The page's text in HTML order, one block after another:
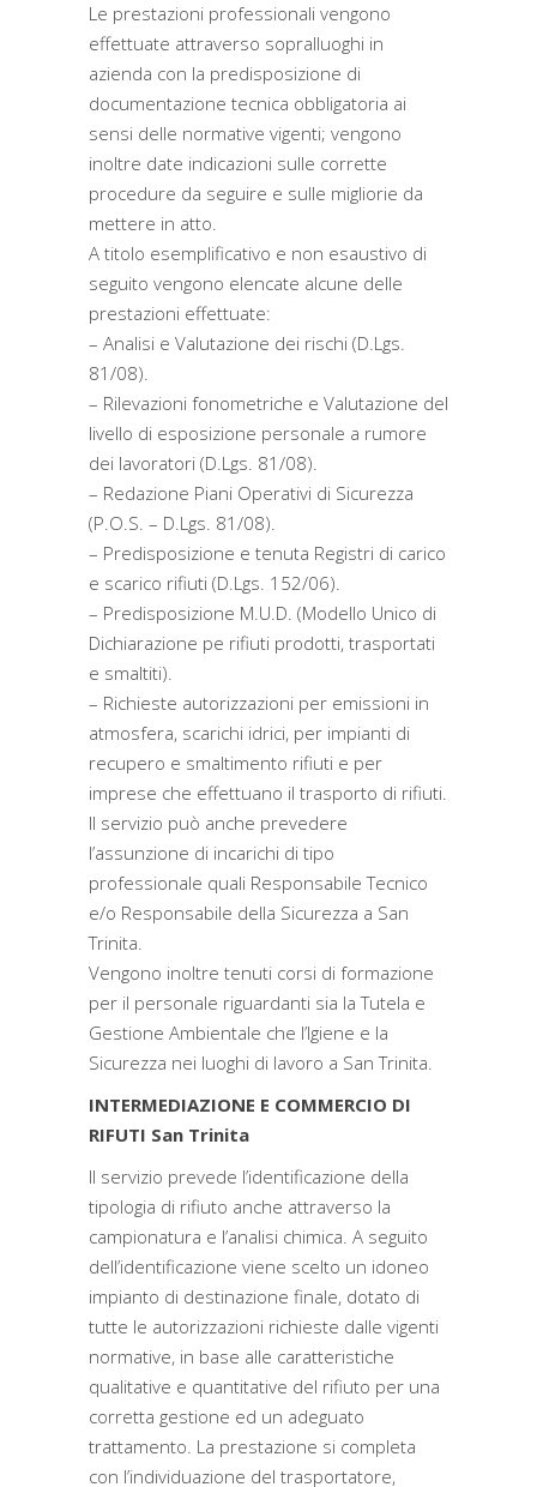
Le prestazioni professionali vengono
effettuate attraverso sopralluoghi in
azienda con la predisposizione di
documentazione tecnica obbligatoria ai
sensi delle normative vigenti; vengono
inoltre date indicazioni sulle corrette
procedure da seguire e sulle migliorie da
mettere in atto.
A titolo esemplificativo e non esaustivo di
seguito vengono elencate alcune delle
prestazioni effettuate:
– Analisi e Valutazione dei rischi (D.Lgs.
81/08).
– Rilevazioni fonometriche e Valutazione del
livello di esposizione personale a rumore
dei lavoratori (D.Lgs. 81/08).
– Redazione Piani Operativi di Sicurezza
(P.O.S. – D.Lgs. 81/08).
– Predisposizione e tenuta Registri di carico
e scarico rifiuti (D.Lgs. 152/06).
– Predisposizione M.U.D. (Modello Unico di
Dichiarazione pe rifiuti prodotti, trasportati
e smaltiti).
– Richieste autorizzazioni per emissioni in
atmosfera, scarichi idrici, per impianti di
recupero e smaltimento rifiuti e per
imprese che effettuano il trasporto di rifiuti.
Il servizio può anche prevedere
l’assunzione di incarichi di tipo
professionale quali Responsabile Tecnico
e/o Responsabile della Sicurezza a San
Trinita.
Vengono inoltre tenuti corsi di formazione
per il personale riguardanti sia la Tutela e
Gestione Ambientale che l’Igiene e la
Sicurezza nei luoghi di lavoro a San Trinita.
INTERMEDIAZIONE E COMMERCIO DI
RIFUTI San Trinita
Il servizio prevede l’identificazione della
tipologia di rifiuto anche attraverso la
campionatura e l’analisi chimica. A seguito
dell’identificazione viene scelto un idoneo
impianto di destinazione finale, dotato di
tutte le autorizzazioni richieste dalle vigenti
normative, in base alle caratteristiche
qualitative e quantitative del rifiuto per una
corretta gestione ed un adeguato
trattamento. La prestazione si completa
con l’individuazione del trasportatore,